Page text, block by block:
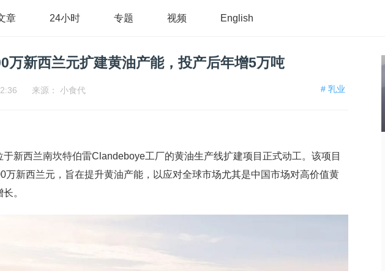
章 24小时 专题 视频 English
万新西兰元扩建黄油产能，投产后年增5万吨
# 乳业
来源： 小食代
于新西兰南坎特伯雷Clandeboye工厂的黄油生产线扩建项目正式动工。该项目
万新西兰元，旨在提升黄油产能，以应对全球市场尤其是中国市场对高价值黄
。